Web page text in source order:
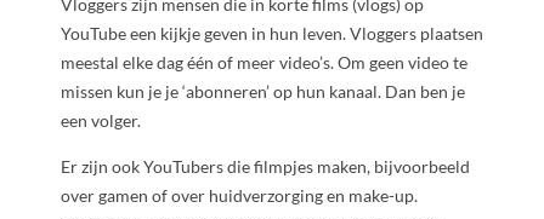
YouTube een kijkje geven in hun leven. Vloggers plaatsen
meestal elke dag één of meer video’s. Om geen video te
missen kun je je ‘abonneren’ op hun kanaal. Dan ben je
een volger.
Er zijn ook YouTubers die filmpjes maken, bijvoorbeeld
over gamen of over huidverzorging en make-up.